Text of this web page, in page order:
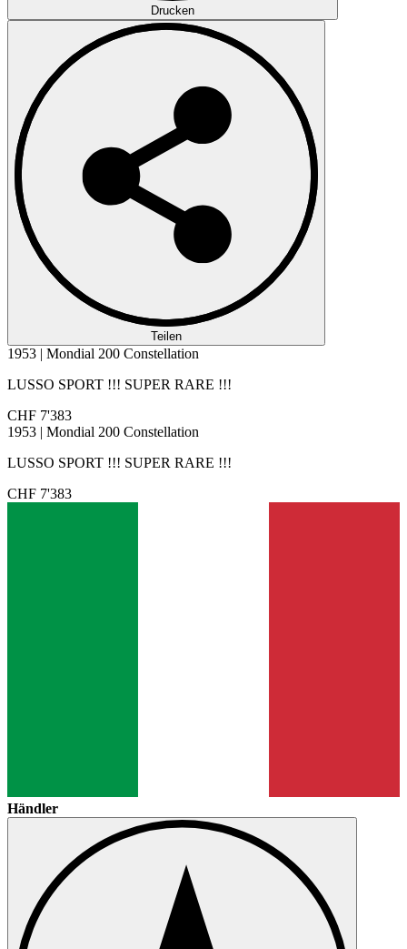
Drucken
Teilen
1953 | Mondial 200 Constellation
LUSSO SPORT !!! SUPER RARE !!!
CHF 7'383
1953 | Mondial 200 Constellation
LUSSO SPORT !!! SUPER RARE !!!
CHF 7'383
Händler